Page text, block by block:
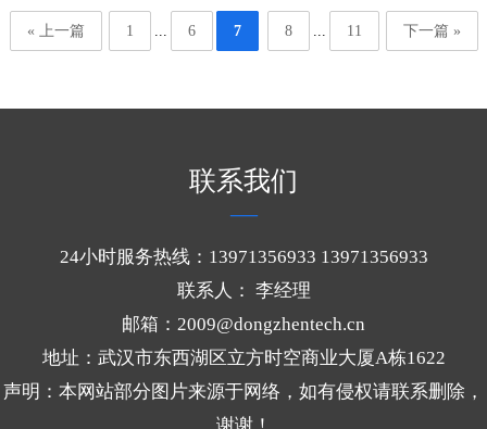
« 上一篇 1 ... 6 7 8 ... 11 下一篇 »
联系我们
24小时服务热线：13971356933 13971356933
联系人： 李经理
邮箱：2009@dongzhentech.cn
地址：武汉市东西湖区立方时空商业大厦A栋1622
声明：本网站部分图片来源于网络，如有侵权请联系删除，